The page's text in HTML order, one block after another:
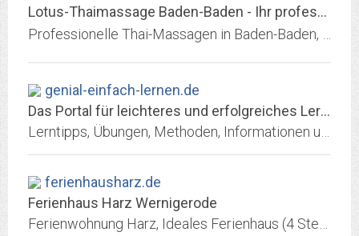
Lotus-Thaimassage Baden-Baden - Ihr professionelles Thai-Massage-Studio in...
genial-einfach-lernen.de
Das Portal für leichteres und erfolgreiches Lernen
ferienhausharz.de
Ferienhaus Harz Wernigerode